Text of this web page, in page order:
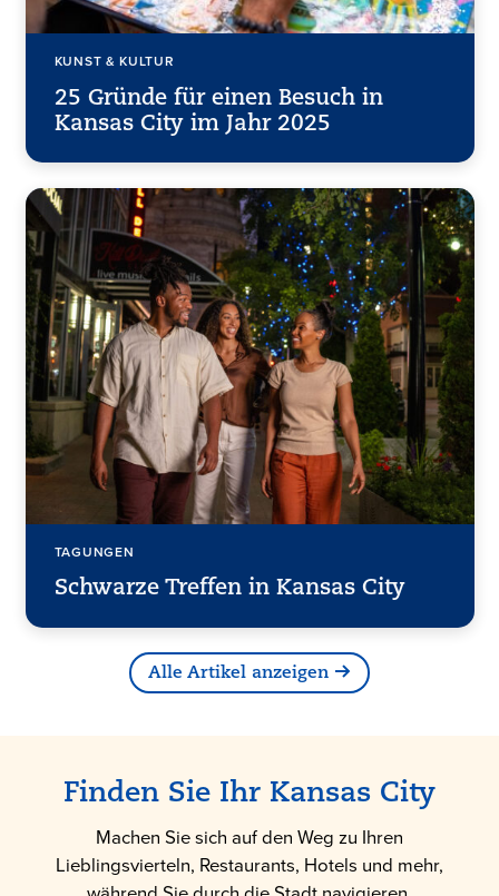
KUNST & KULTUR
25 Gründe für einen Besuch in
Kansas City im Jahr 2025
TAGUNGEN
Schwarze Treffen in Kansas City
Alle Artikel anzeigen
Finden Sie Ihr Kansas City
Machen Sie sich auf den Weg zu Ihren
Lieblingsvierteln, Restaurants, Hotels und mehr,